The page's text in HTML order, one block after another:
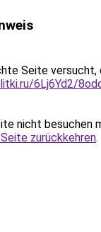
Seite versucht,
6Lj6Yd2/
nicht besuchen
zurückkehren.